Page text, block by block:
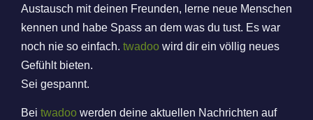
Austausch mit deinen Freunden, lerne neue Menschen
kennen und habe Spass an dem was du tust. Es war
noch nie so einfach. twadoo wird dir ein völlig neues
Gefühlt bieten.
Sei gespannt.
Bei twadoo werden deine aktuellen Nachrichten auf